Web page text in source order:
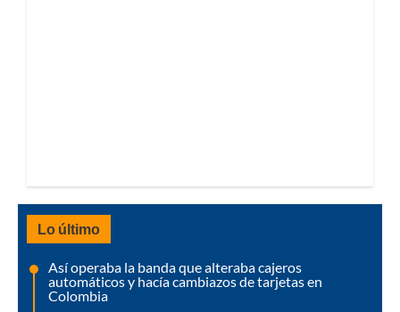
Lo último
Así operaba la banda que alteraba cajeros
automáticos y hacía cambiazos de tarjetas en
Colombia